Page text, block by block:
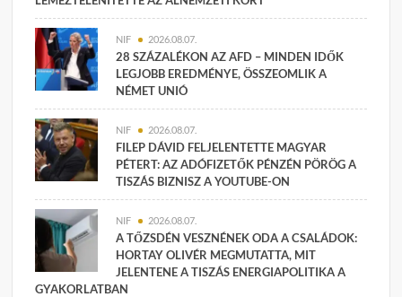
NIF 2026.08.07.
28 SZÁZALÉKON AZ AFD – MINDEN IDŐK
LEGJOBB EREDMÉNYE, ÖSSZEOMLIK A
NÉMET UNIÓ
NIF 2026.08.07.
FILEP DÁVID FELJELENTETTE MAGYAR
PÉTERT: AZ ADÓFIZETŐK PÉNZÉN PÖRÖG A
TISZÁS BIZNISZ A YOUTUBE-ON
NIF 2026.08.07.
A TŐZSDÉN VESZNÉNEK ODA A CSALÁDOK:
HORTAY OLIVÉR MEGMUTATTA, MIT
JELENTENE A TISZÁS ENERGIAPOLITIKA A
GYAKORLATBAN